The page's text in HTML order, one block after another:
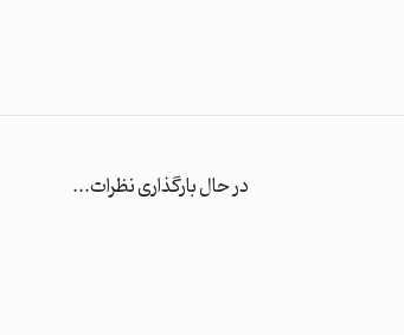
در حال بارگذاری نظرات...